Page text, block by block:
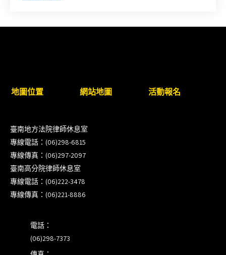
新竹律師公會8/21(五)舉辦「AI職場應用」進修課程
衛」課程(8/12前向本會報名,實體)
壇｣
【重要公告】115年職場霸凌調查專業人才(律師)培
訓課程（雲嘉南場）錄取通知已發送
本會訂於115年8月15日(六)上午舉辦「使用AI如何幫
前報名，實體+線上併行)
地圖位置 網站地圖 活動報名
臺南地方法院律師休息室
專線電話：(06)298-6815
專線傳真：(06)297-2097
臺南高分院律師休息室
專線電話：(06)222-3478
專線傳真：(06)221-8886
電話：
(06)298-7373